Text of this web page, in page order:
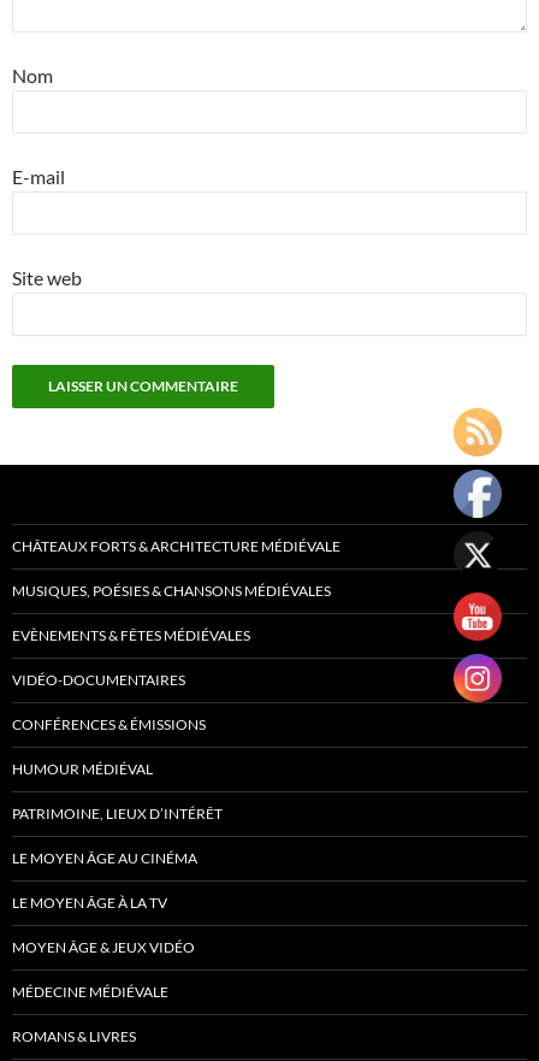
Nom
E-mail
Site web
CHÂTEAUX FORTS & ARCHITECTURE MÉDIÉVALE
MUSIQUES, POÉSIES & CHANSONS MÉDIÉVALES
EVÈNEMENTS & FÊTES MÉDIÉVALES
VIDÉO-DOCUMENTAIRES
CONFÉRENCES & ÉMISSIONS
HUMOUR MÉDIÉVAL
PATRIMOINE, LIEUX D’INTÉRÊT
LE MOYEN ÂGE AU CINÉMA
LE MOYEN ÂGE À LA TV
MOYEN ÂGE & JEUX VIDÉO
MÉDECINE MÉDIÉVALE
ROMANS & LIVRES